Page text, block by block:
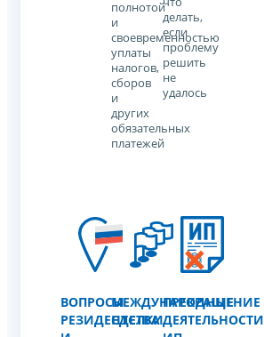
полнотой
и
своевременностью
уплаты
налогов,
сборов
и
других
обязательных
платежей
делать,
если
проблему
решить
не
удалось
ВОПРОСЫ
РЕЗИДЕНТСТВА
МЕЖДУНАРОДНЫЕ
СДЕЛКИ
ПРЕКРАЩЕНИЕ
ДЕЯТЕЛЬНОСТИ